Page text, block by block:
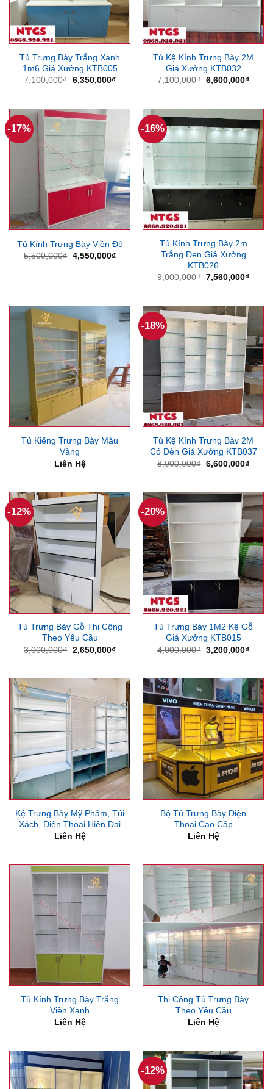
Tủ Trưng Bày Trắng Xanh
1m6 Giá Xưởng KTB005
7,100,000₫ Giá
6,350,000₫Giá
6,350,000₫.
Tủ Kệ Kính Trưng Bày 2M
Giá Xưởng KTB032
7,100,000₫ Giá
6,600,000₫Giá
-17%
Tủ Kính Trưng Bày Viền Đỏ
5,500,000₫ Giá
4,550,000₫Giá
-16%
Tủ Kính Trưng Bày 2m
Trắng Đen Giá Xưởng
KTB026
9,000,000₫ Giá
7,560,000₫Giá
Tủ Kiếng Trưng Bày Màu
Vàng
Liên Hệ
-18%
Tủ Kệ Kính Trưng Bày 2M
Có Đèn Giá Xưởng KTB037
8,000,000₫ Giá
gốc
6,600,000₫Giá
-12%
Tủ Trưng Bày Gỗ Thi Công
Theo Yêu Cầu
3,000,000₫ Giá
2,650,000₫Giá
2,650,000₫.
-20%
Tủ Trưng Bày 1M2 Kệ Gỗ
Giá Xưởng KTB015
4,000,000₫ Giá
3,200,000₫Giá
Kệ Trưng Bày Mỹ Phẩm, Túi
Xách, Điện Thoại Hiện Đại
Liên Hệ
Bộ Tủ Trưng Bày Điện
Thoại Cao Cấp
Liên Hệ
Tủ Kính Trưng Bày Trắng
Viền Xanh
Liên Hệ
Thi Công Tủ Trưng Bày
Theo Yêu Cầu
Liên Hệ
-12%